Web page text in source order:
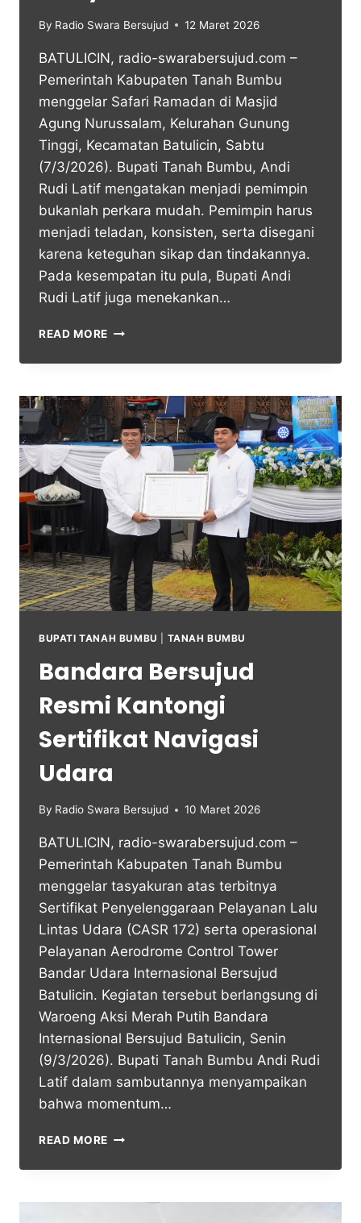
By Radio Swara Bersujud 12 Maret 2026
BATULICIN, radio-swarabersujud.com –
Pemerintah Kabupaten Tanah Bumbu
menggelar Safari Ramadan di Masjid
Agung Nurussalam, Kelurahan Gunung
Tinggi, Kecamatan Batulicin, Sabtu
(7/3/2026). Bupati Tanah Bumbu, Andi
Rudi Latif mengatakan menjadi pemimpin
bukanlah perkara mudah. Pemimpin harus
menjadi teladan, konsisten, serta disegani
karena keteguhan sikap dan tindakannya.
Pada kesempatan itu pula, Bupati Andi
Rudi Latif juga menekankan…
READ MORE
BUPATI TANAH BUMBU TANAH BUMBU
Bandara Bersujud
Resmi Kantongi
Sertifikat Navigasi
Udara
By Radio Swara Bersujud 10 Maret 2026
BATULICIN, radio-swarabersujud.com –
Pemerintah Kabupaten Tanah Bumbu
menggelar tasyakuran atas terbitnya
Sertifikat Penyelenggaraan Pelayanan Lalu
Lintas Udara (CASR 172) serta operasional
Pelayanan Aerodrome Control Tower
Bandar Udara Internasional Bersujud
Batulicin. Kegiatan tersebut berlangsung di
Waroeng Aksi Merah Putih Bandara
Internasional Bersujud Batulicin, Senin
(9/3/2026). Bupati Tanah Bumbu Andi Rudi
Latif dalam sambutannya menyampaikan
bahwa momentum…
READ MORE